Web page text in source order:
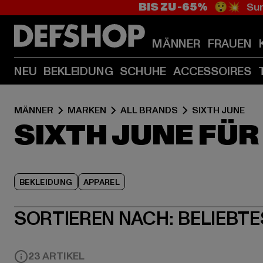
BIS ZU -65% 😲💥
MÄNNER FRAUEN
NEU BEKLEIDUNG SCHUHE ACCESSOIRES
MÄNNER MARKEN ALL BRANDS SIXTH JUNE
SIXTH JUNE
BEKLEIDUNG APPAREL
SORTIEREN NACH:
23 ARTIKEL